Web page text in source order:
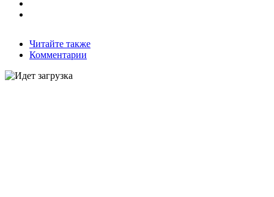
Читайте также
Комментарии